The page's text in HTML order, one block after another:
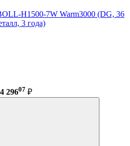
H1500-7W Warm3000 (DG, 36
3 года)
29607 ₽